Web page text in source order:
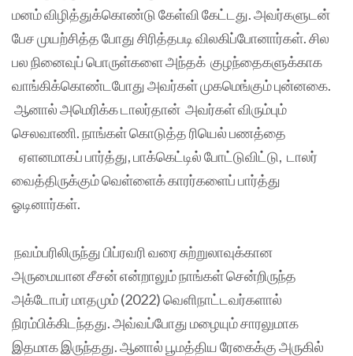
மனம் விழித்துக்கொண்டு கேள்வி கேட்டது. அவர்களுடன்
பேச முயற்சித்த போது சிரித்தபடி விலகிப்போனார்கள். சில
பல நினைவுப் பொருள்களை அந்தக் குழந்தைகளுக்காக
வாங்கிக்கொண்டபோது அவர்கள் முகமெங்கும் புன்னகை.
ஆனால் அமெரிக்க டாலர்தான் அவர்கள் விரும்பும்
செலவாணி. நாங்கள் கொடுத்த ரியெல் பணத்தை
ஏளனமாகப் பார்த்து, பாக்கெட்டில் போட்டுவிட்டு, டாலர்
வைத்திருக்கும் வெள்ளைக் காரர்களைப் பார்த்து
ஓடினார்கள்.
நவம்பரிலிருந்து பிப்ரவரி வரை சுற்றுலாவுக்கான
அருமையான சீசன் என்றாலும் நாங்கள் சென்றிருந்த
அக்டோபர் மாதமும் (2022) வெளிநாட்டவர்களால்
நிரம்பிக்கிடந்தது. அவ்வப்போது மழையும் சாரலுமாக
இதமாக இருந்தது. ஆனால் பூமத்திய ரேகைக்கு அருகில்